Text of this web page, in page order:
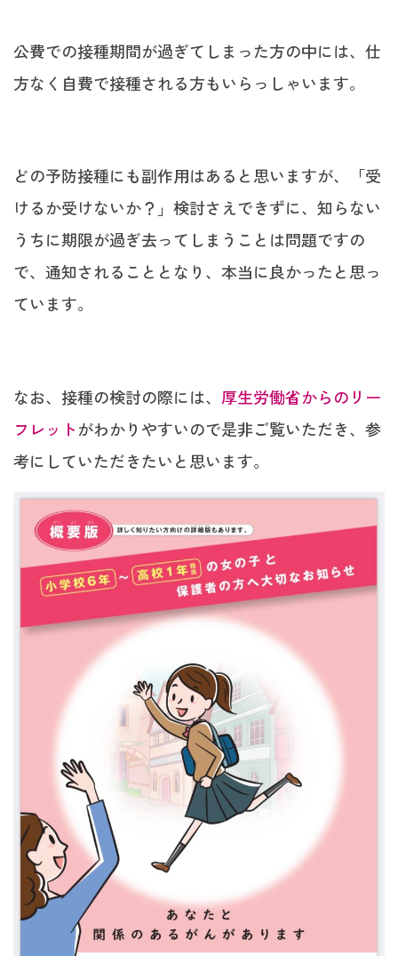
公費での接種期間が過ぎてしまった方の中には、仕
方なく自費で接種される方もいらっしゃいます。
どの予防接種にも副作用はあると思いますが、「受
けるか受けないか？」検討さえできずに、知らない
うちに期限が過ぎ去ってしまうことは問題ですの
で、通知されることとなり、本当に良かったと思っ
ています。
なお、接種の検討の際には、 厚生労働省からのリー
フレットがわかりやすいので是非ご覧いただき、参
考にしていただきたいと思います。